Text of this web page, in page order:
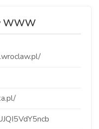
WWW